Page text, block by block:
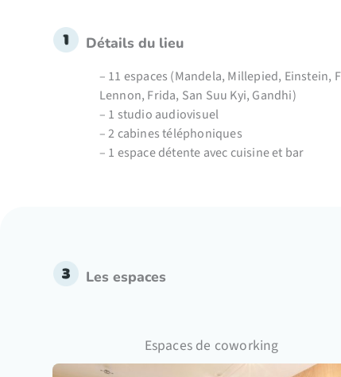
Détails du lieu
– 11 espaces (Mandela, Millepied, Einstein,
Lennon, Frida, San Suu Kyi, Gandhi)
– 1 studio audiovisuel
– 2 cabines téléphoniques
– 1 espace détente avec cuisine et bar
Les espaces
Espaces de coworking